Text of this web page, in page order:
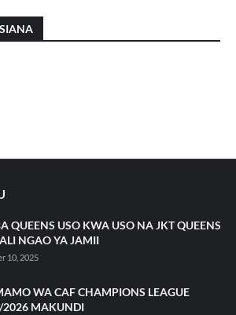
QUEENS USO KWA USO NA JKT QUEENS
NGAO YA JAMII
10, 2025
WA CAF CHAMPIONS LEAGUE
MAKUNDI